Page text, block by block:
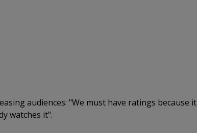
audiences: "We must have ratings because it
watches it".